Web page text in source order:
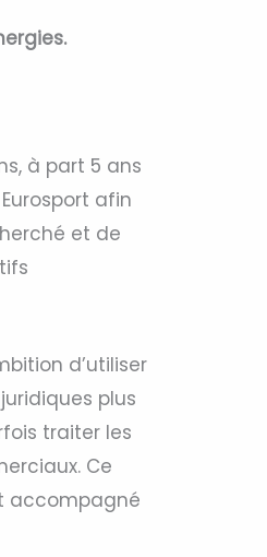
à part 5 ans
afin
et de
d’utiliser
plus
traiter les
Ce
accompagné